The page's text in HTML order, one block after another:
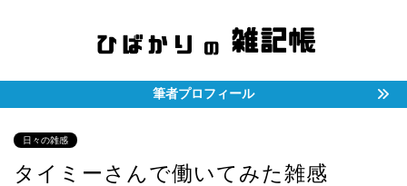
筆者プロフィール
日々の雑感
タイミーさんで働いてみた雑感